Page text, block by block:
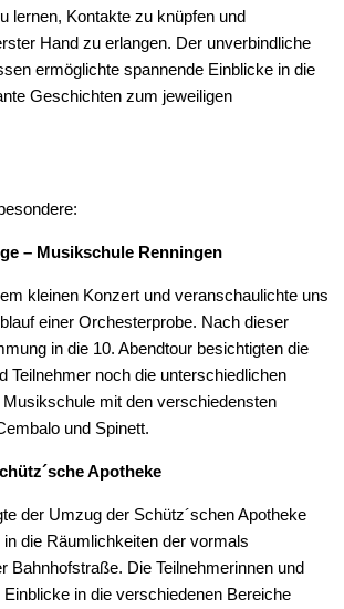
lernen, Kontakte zu knüpfen und
Hand zu erlangen. Der unverbindliche
ermöglichte spannende Einblicke in die
Geschichten zum jeweiligen
– Musikschule Renningen
kleinen Konzert und veranschaulichte uns
einer Orchesterprobe. Nach dieser
in die 10. Abendtour besichtigten die
Teilnehmer noch die unterschiedlichen
mit den verschiedensten
und Spinett.
Apotheke
der Umzug der Schütz´schen Apotheke
die Räumlichkeiten der vormals
Bahnhofstraße. Die Teilnehmerinnen und
in die verschiedenen Bereiche